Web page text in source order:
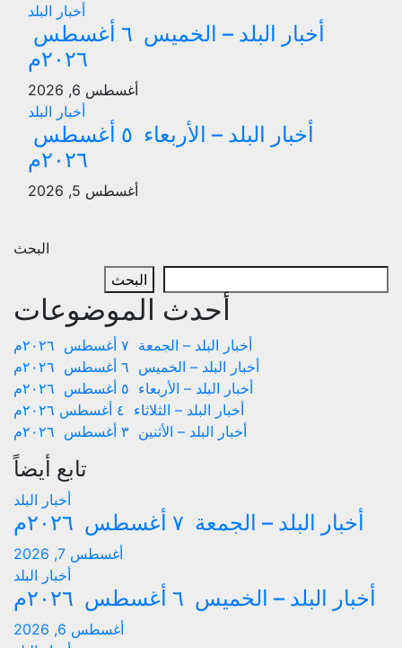
أخبار البلد
أخبار البلد – الخميس ٦ أغسطس
٢٠٢٦م
أغسطس 6, 2026
أخبار البلد
أخبار البلد – الأربعاء ٥ أغسطس
٢٠٢٦م
أغسطس 5, 2026
البحث
البحث
أحدث الموضوعات
أخبار البلد – الجمعة ٧ أغسطس ٢٠٢٦م
أخبار البلد – الخميس ٦ أغسطس ٢٠٢٦م
أخبار البلد – الأربعاء ٥ أغسطس ٢٠٢٦م
أخبار البلد – الثلاثاء ٤ أغسطس ٢٠٢٦م
أخبار البلد – الأثنين ٣ أغسطس ٢٠٢٦م
تابع أيضاً
أخبار البلد
أخبار البلد – الجمعة ٧ أغسطس ٢٠٢٦م
أغسطس 7, 2026
أخبار البلد
أخبار البلد – الخميس ٦ أغسطس ٢٠٢٦م
أغسطس 6, 2026